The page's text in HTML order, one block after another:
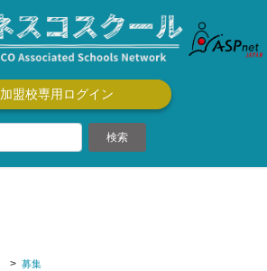
加盟校専用ログイン
募集